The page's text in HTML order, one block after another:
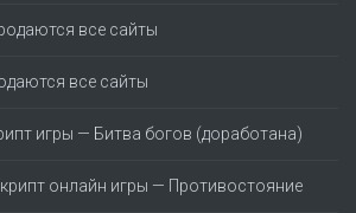
все сайты
все сайты
игры — Битва богов (доработана)
онлайн игры — Противостояние